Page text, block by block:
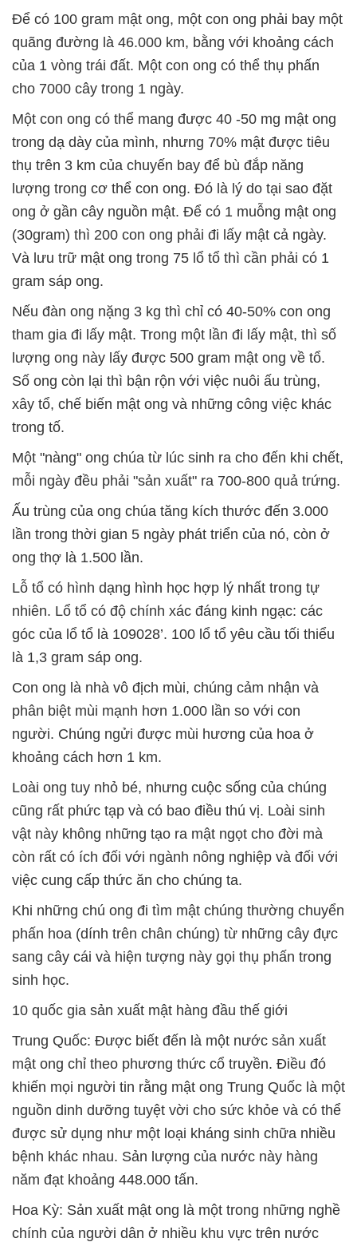
Để có 100 gram mật o­ng, một con o­ng phải bay một
quãng đường là 46.000 km, bằng với khoảng cách
của 1 vòng trái đất. Một con o­ng có thể thụ phấn
cho 7000 cây trong 1 ngày.
Một con o­ng có thể mang được 40 -50 mg mật o­ng
trong dạ dày của mình, nhưng 70% mật được tiêu
thụ trên 3 km của chuyến bay để bù đắp năng
lượng trong cơ thể con o­ng. Đó là lý do tại sao đặt
o­ng ở gần cây nguồn mật. Để có 1 muỗng mật o­ng
(30gram) thì 200 con o­ng phải đi lấy mật cả ngày.
Và lưu trữ mật o­ng trong 75 lổ tổ thì cần phải có 1
gram sáp o­ng.
Nếu đàn o­ng nặng 3 kg thì chỉ có 40-50% con o­ng
tham gia đi lấy mật. Trong một lần đi lấy mật, thì số
lượng o­ng này lấy được 500 gram mật o­ng về tổ.
Số o­ng còn lại thì bận rộn với việc nuôi ấu trùng,
xây tổ, chế biến mật o­ng và những công việc khác
trong tố.
Một "nàng" o­ng chúa từ lúc sinh ra cho đến khi chết,
mỗi ngày đều phải "sản xuất" ra 700-800 quả trứng.
Ấu trùng của o­ng chúa tăng kích thước đến 3.000
lần trong thời gian 5 ngày phát triển của nó, còn ở
o­ng thợ là 1.500 lần.
Lỗ tổ có hình dạng hình học hợp lý nhất trong tự
nhiên. Lổ tổ có độ chính xác đáng kinh ngạc: các
góc của lổ tổ là 109028’. 100 lổ tổ yêu cầu tối thiểu
là 1,3 gram sáp o­ng.
Con o­ng là nhà vô địch mùi, chúng cảm nhận và
phân biệt mùi mạnh hơn 1.000 lần so với con
người. Chúng ngửi được mùi hương của hoa ở
khoảng cách hơn 1 km.
Loài ong tuy nhỏ bé, nhưng cuộc sống của chúng
cũng rất phức tạp và có bao điều thú vị. Loài sinh
vật này không những tạo ra mật ngọt cho đời mà
còn rất có ích đối với ngành nông nghiệp và đối với
việc cung cấp thức ăn cho chúng ta.
Khi những chú ong đi tìm mật chúng thường chuyển
phấn hoa (dính trên chân chúng) từ những cây đực
sang cây cái và hiện tượng này gọi thụ phấn trong
sinh học.
10 quốc gia sản xuất mật hàng đầu thế giới
Trung Quốc: Được biết đến là một nước sản xuất
mật ong chỉ theo phương thức cổ truyền. Điều đó
khiến mọi người tin rằng mật ong Trung Quốc là một
nguồn dinh dưỡng tuyệt vời cho sức khỏe và có thể
được sử dụng như một loại kháng sinh chữa nhiều
bệnh khác nhau. Sản lượng của nước này hàng
năm đạt khoảng 448.000 tấn.
Hoa Kỳ: Sản xuất mật ong là một trong những nghề
chính của người dân ở nhiều khu vực trên nước